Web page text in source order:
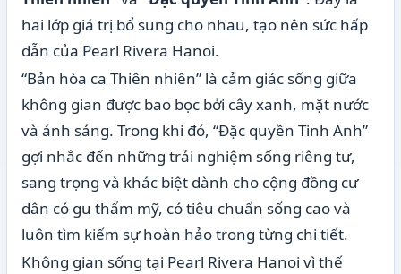
hai lớp giá trị bổ sung cho nhau, tạo nên sức hấp
dẫn của Pearl Rivera Hanoi.
“Bản hòa ca Thiên nhiên” là cảm giác sống giữa
không gian được bao bọc bởi cây xanh, mặt nước
và ánh sáng. Trong khi đó, “Đặc quyền Tinh Anh”
gợi nhắc đến những trải nghiệm sống riêng tư,
sang trọng và khác biệt dành cho cộng đồng cư
dân có gu thẩm mỹ, có tiêu chuẩn sống cao và
luôn tìm kiếm sự hoàn hảo trong từng chi tiết.
Không gian sống tại Pearl Rivera Hanoi vì thế